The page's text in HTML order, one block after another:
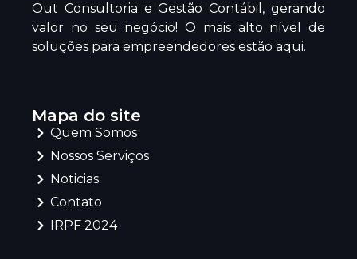
Out Consultoria e Gestão Contábil, gerando
valor no seu negócio! O mais alto nível de
soluções para empreendedores estão aqui.
Mapa do site
Quem Somos
Nossos Serviços
Noticias
Contato
IRPF 2024